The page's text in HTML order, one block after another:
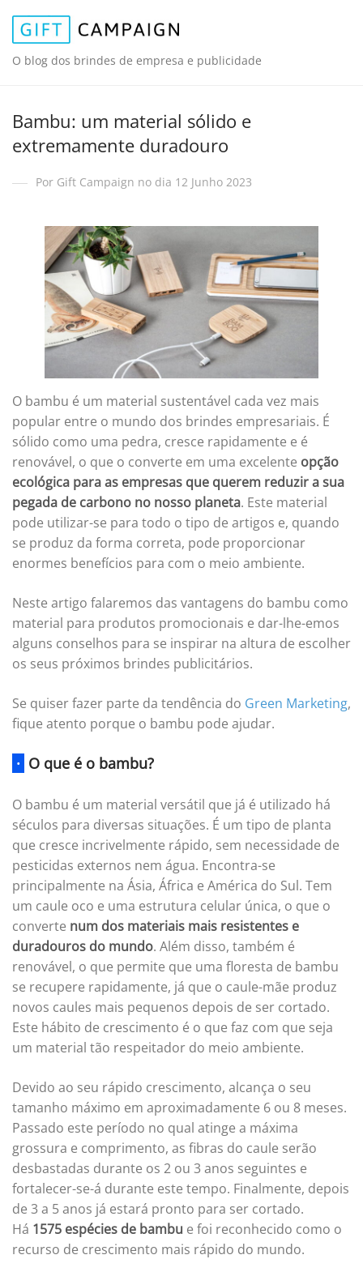
O blog dos brindes de empresa e publicidade
Bambu: um material sólido e
extremamente duradouro
Por Gift Campaign no dia 12 Junho 2023
O bambu é um material sustentável cada vez mais
popular entre o mundo dos brindes empresariais. É
sólido como uma pedra, cresce rapidamente e é
renovável, o que o converte em uma excelente opção
ecológica para as empresas que querem reduzir a sua
pegada de carbono no nosso planeta. Este material
pode utilizar-se para todo o tipo de artigos e, quando
se produz da forma correta, pode proporcionar
enormes benefícios para com o meio ambiente.
Neste artigo falaremos das vantagens do bambu como
material para produtos promocionais e dar-lhe-emos
alguns conselhos para se inspirar na altura de escolher
os seus próximos brindes publicitários.
Se quiser fazer parte da tendência do Green Marketing,
fique atento porque o bambu pode ajudar.
· O que é o bambu?
O bambu é um material versátil que já é utilizado há
séculos para diversas situações. É um tipo de planta
que cresce incrivelmente rápido, sem necessidade de
pesticidas externos nem água. Encontra-se
principalmente na Ásia, África e América do Sul. Tem
um caule oco e uma estrutura celular única, o que o
converte num dos materiais mais resistentes e
duradouros do mundo. Além disso, também é
renovável, o que permite que uma floresta de bambu
se recupere rapidamente, já que o caule-mãe produz
novos caules mais pequenos depois de ser cortado.
Este hábito de crescimento é o que faz com que seja
um material tão respeitador do meio ambiente.
Devido ao seu rápido crescimento, alcança o seu
tamanho máximo em aproximadamente 6 ou 8 meses.
Passado este período no qual atinge a máxima
grossura e comprimento, as fibras do caule serão
desbastadas durante os 2 ou 3 anos seguintes e
fortalecer-se-á durante este tempo. Finalmente, depois
de 3 a 5 anos já estará pronto para ser cortado.
Há 1575 espécies de bambu e foi reconhecido como o
recurso de crescimento mais rápido do mundo.